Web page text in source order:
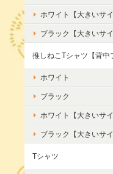
ホワイト【大きいサイ
ブラック【大きいサイ
推しねこTシャツ【背中
ホワイト
ブラック
ホワイト【大きいサイ
ブラック【大きいサイ
Tシャツ